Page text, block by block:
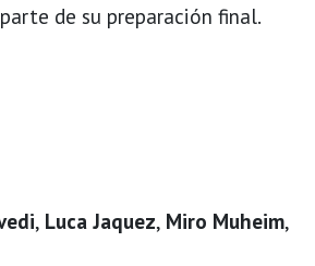
de su preparación final.
, Luca Jaquez, Miro Muheim,